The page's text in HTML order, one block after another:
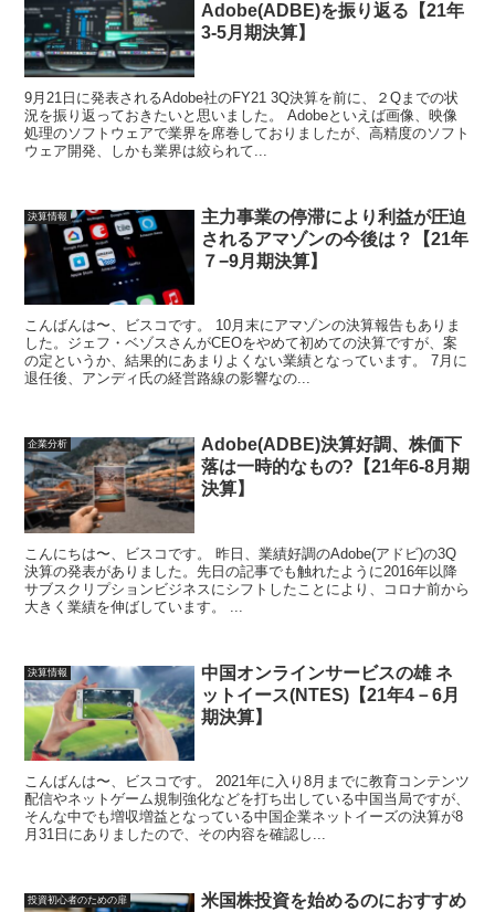
Adobe(ADBE)を振り返る【21年
3-5月期決算】
9月21日に発表されるAdobe社のFY21 3Q決算を前に、２Qまでの状
況を振り返っておきたいと思いました。 Adobeといえば画像、映像
処理のソフトウェアで業界を席巻しておりましたが、高精度のソフト
ウェア開発、しかも業界は絞られて...
決算情報
主力事業の停滞により利益が圧迫
されるアマゾンの今後は？【21年
７−9月期決算】
こんばんは〜、ビスコです。 10月末にアマゾンの決算報告もありま
した。ジェフ・ベゾスさんがCEOをやめて初めての決算ですが、案
の定というか、結果的にあまりよくない業績となっています。 7月に
退任後、アンディ氏の経営路線の影響なの...
企業分析
Adobe(ADBE)決算好調、株価下
落は一時的なもの?【21年6-8月期
決算】
こんにちは〜、ビスコです。 昨日、業績好調のAdobe(アドビ)の3Q
決算の発表がありました。先日の記事でも触れたように2016年以降
サブスクリプションビジネスにシフトしたことにより、コロナ前から
大きく業績を伸ばしています。 ...
決算情報
中国オンラインサービスの雄 ネ
ットイース(NTES)【21年4－6月
期決算】
こんばんは〜、ビスコです。 2021年に入り8月までに教育コンテンツ
配信やネットゲーム規制強化などを打ち出している中国当局ですが、
そんな中でも増収増益となっている中国企業ネットイーズの決算が8
月31日にありましたので、その内容を確認し...
投資初心者のための扉
米国株投資を始めるのにおすすめ